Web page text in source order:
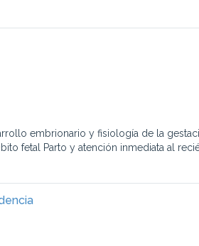
embrionario y fisiología de la
fetal Parto y atención inmediata al